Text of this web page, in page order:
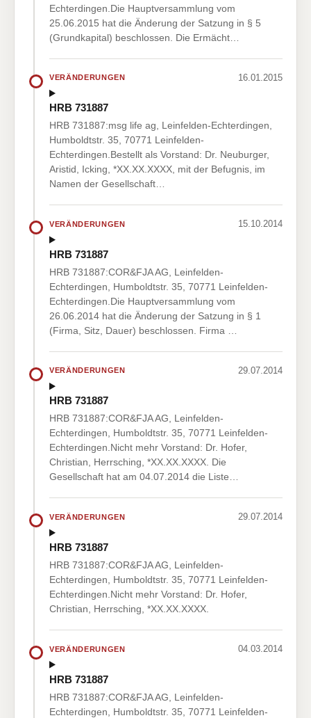
Echterdingen.Die Hauptversammlung vom
25.06.2015 hat die Änderung der Satzung in § 5
(Grundkapital) beschlossen. Die Ermächt…
VERÄNDERUNGEN 16.01.2015
HRB 731887
HRB 731887:msg life ag, Leinfelden-Echterdingen,
Humboldtstr. 35, 70771 Leinfelden-
Echterdingen.Bestellt als Vorstand: Dr. Neuburger,
Aristid, Icking, *XX.XX.XXXX, mit der Befugnis, im
Namen der Gesellschaft…
VERÄNDERUNGEN 15.10.2014
HRB 731887
HRB 731887:COR&FJA AG, Leinfelden-
Echterdingen, Humboldtstr. 35, 70771 Leinfelden-
Echterdingen.Die Hauptversammlung vom
26.06.2014 hat die Änderung der Satzung in § 1
(Firma, Sitz, Dauer) beschlossen. Firma …
VERÄNDERUNGEN 29.07.2014
HRB 731887
HRB 731887:COR&FJA AG, Leinfelden-
Echterdingen, Humboldtstr. 35, 70771 Leinfelden-
Echterdingen.Nicht mehr Vorstand: Dr. Hofer,
Christian, Herrsching, *XX.XX.XXXX. Die
Gesellschaft hat am 04.07.2014 die Liste…
VERÄNDERUNGEN 29.07.2014
HRB 731887
HRB 731887:COR&FJA AG, Leinfelden-
Echterdingen, Humboldtstr. 35, 70771 Leinfelden-
Echterdingen.Nicht mehr Vorstand: Dr. Hofer,
Christian, Herrsching, *XX.XX.XXXX.
VERÄNDERUNGEN 04.03.2014
HRB 731887
HRB 731887:COR&FJA AG, Leinfelden-
Echterdingen, Humboldtstr. 35, 70771 Leinfelden-